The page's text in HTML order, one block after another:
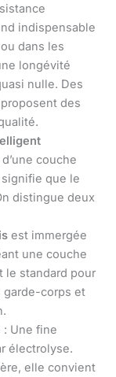
indispensable
dans les
longévité
nulle. Des
proposent des
couche
que le
distingue deux
est immergée
une couche
le standard pour
garde-corps et
: Une fine
électrolyse.
elle convient